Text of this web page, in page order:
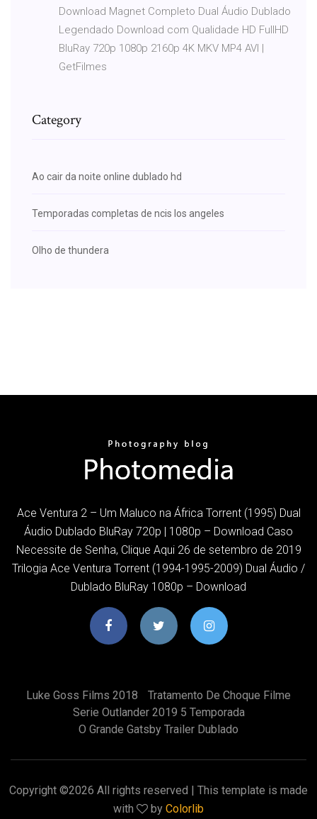
Download Magnet Completo Dual Áudio Dublado
Legendado Download com Qualidade HD FullHD
BluRay 720p 1080p 2160p 4K MKV MP4 AVI |
GetFilmes
Category
Ao cair da noite online dublado hd
Temporadas completas de ncis los angeles
Olho de thundera
Ace Ventura 2 – Um Maluco na África Torrent (1995) Dual
Áudio Dublado BluRay 720p | 1080p – Download Caso
Necessite de Senha, Clique Aqui 26 de setembro de 2019
Trilogia Ace Ventura Torrent (1994-1995-2009) Dual Áudio /
Dublado BluRay 1080p – Download
Luke Goss Films 2018
Tratamento De Choque Filme
Serie Outlander 2019 5 Temporada
O Grande Gatsby Trailer Dublado
Copyright ©2026 All rights reserved | This template is made
with
by Colorlib